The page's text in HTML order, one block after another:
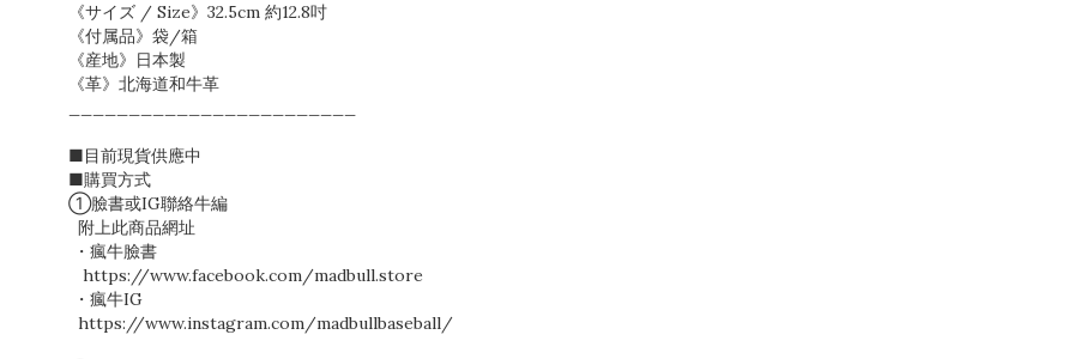
《サイズ / Size》32.5cm 約12.8吋
《付属品》袋/箱
《産地》日本製
《革》北海道和牛革
■目前現貨供應中
■購買方式
①臉書或IG聯絡牛編
附上此商品網址
・瘋牛臉書
https://www.facebook.com/madbull.store
・瘋牛IG
https://www.instagram.com/madbullbaseball/